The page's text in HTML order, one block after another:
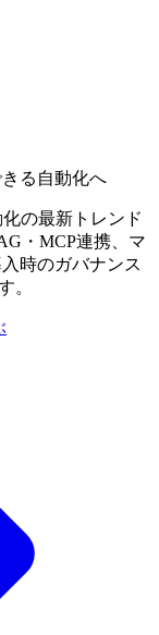
る自動化へ
の最新トレンド
・MCP連携、マ
時のガバナンス
。